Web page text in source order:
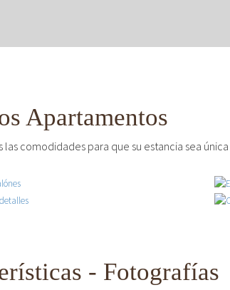
Apartamentos
las comodidades para que su estancia sea
- Fotografías